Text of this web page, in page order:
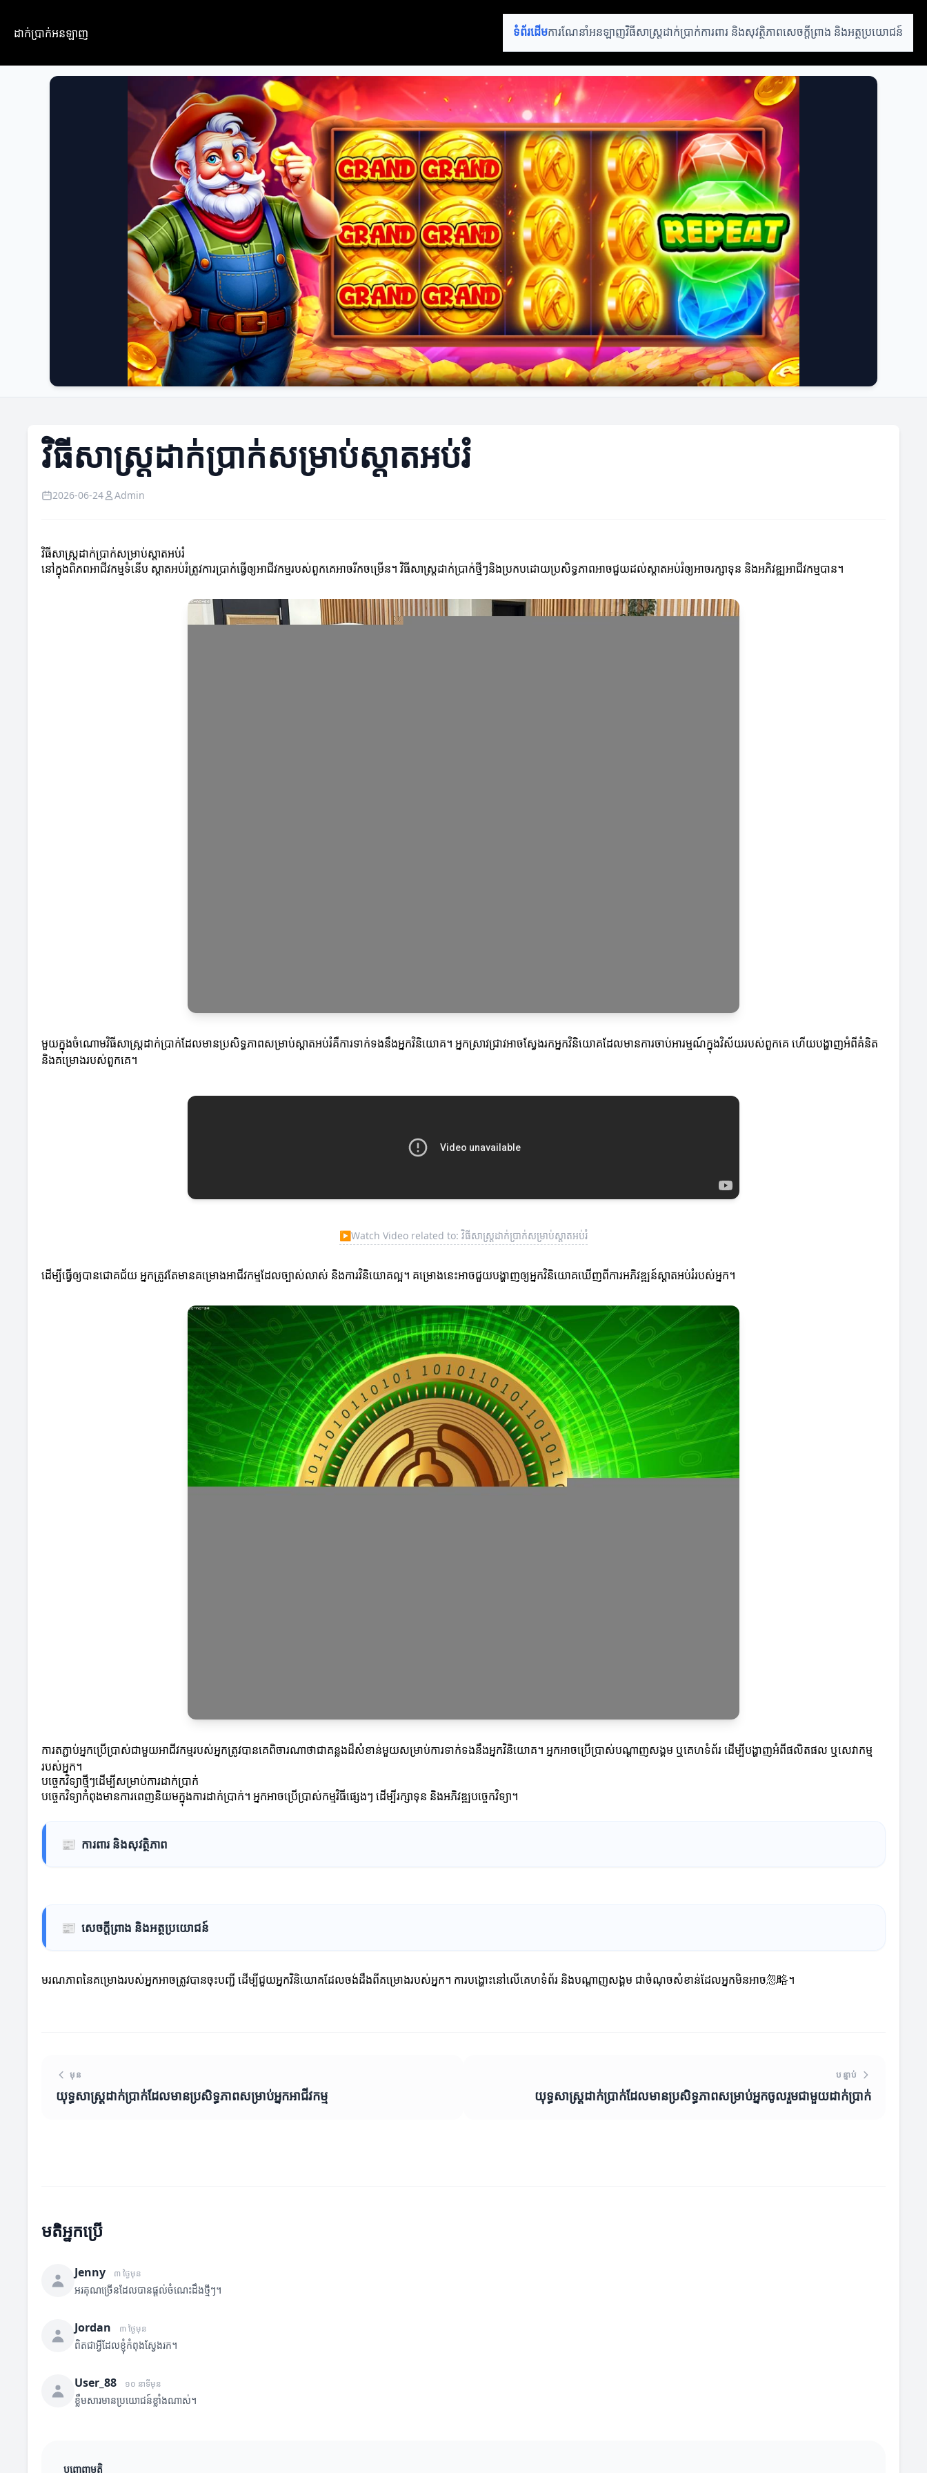
ដាក់ប្រាក់អនឡាញ ទំព័រដើមការណែនាំអនឡាញវិធីសាស្ត្រដាក់ប្រាក់ការពារ និងសុវត្ថិភាពសេចក្តីព្រាង និងអត្ថប្រយោជន៍
វិធីសាស្ត្រដាក់ប្រាក់សម្រាប់ស្តាតអប់រំ
2026-06-24 Admin
វិធីសាស្ត្រដាក់ប្រាក់សម្រាប់ស្តាតអប់រំ
នៅក្នុងពិភពអាជីវកម្មទំនើប ស្តាតអប់រំត្រូវការប្រាក់ធ្វើឲ្យអាជីវកម្មរបស់ពួកគេអាចរីកចម្រើន។ វិធីសាស្ត្រដាក់ប្រាក់ថ្មីៗនិងប្រកបដោយប្រសិទ្ធភាពអាចជួយដល់ស្តាតអប់រំឲ្យអាចរក្សាទុន និងអភិវឌ្ឍអាជីវកម្មបាន។
មួយក្នុងចំណោមវិធីសាស្ត្រដាក់ប្រាក់ដែលមានប្រសិទ្ធភាពសម្រាប់ស្តាតអប់រំគឺការទាក់ទងនឹងអ្នកវិនិយោគ។ អ្នកស្រាវជ្រាវអាចស្វែងរកអ្នកវិនិយោគដែលមានការចាប់អារម្មណ៍ក្នុងវិស័យរបស់ពួកគេ ហើយបង្ហាញអំពីគំនិត
និងគម្រោងរបស់ពួកគេ។
▶Watch Video related to: វិធីសាស្ត្រដាក់ប្រាក់សម្រាប់ស្តាតអប់រំ
ដើម្បីធ្វើឲ្យបានជោគជ័យ អ្នកត្រូវតែមានគម្រោងអាជីវកម្មដែលច្បាស់លាស់ និងការវិនិយោគល្អ។ គម្រោងនេះអាចជួយបង្ហាញឲ្យអ្នកវិនិយោគឃើញពីការអភិវឌ្ឍន៍ស្តាតអប់រំរបស់អ្នក។
ការតភ្ជាប់អ្នកប្រើប្រាស់ជាមួយអាជីវកម្មរបស់អ្នកត្រូវបានគេពិចារណាថាជាគន្លងដ៏សំខាន់មួយសម្រាប់ការទាក់ទងនឹងអ្នកវិនិយោគ។ អ្នកអាចប្រើប្រាស់បណ្តាញសង្គម ឬគេហទំព័រ ដើម្បីបង្ហាញអំពីផលិតផល ឬសេវាកម្ម
របស់អ្នក។
បច្ចេកវិទ្យាថ្មីៗដើម្បីសម្រាប់ការដាក់ប្រាក់
បច្ចេកវិទ្យាកំពុងមានការពេញនិយមក្នុងការដាក់ប្រាក់។ អ្នកអាចប្រើប្រាស់កម្មវិធីផ្សេងៗ ដើម្បីរក្សាទុន និងអភិវឌ្ឍបច្ចេកវិទ្យា។
📰 ការពារ និងសុវត្ថិភាព
📰 សេចក្តីព្រាង និងអត្ថប្រយោជន៍
មរណភាពនៃគម្រោងរបស់អ្នកអាចត្រូវបានចុះបញ្ជី ដើម្បីជួយអ្នកវិនិយោគដែលចង់ដឹងពីគម្រោងរបស់អ្នក។ ការបង្ហោះនៅលើគេហទំព័រ និងបណ្តាញសង្គម ជាចំណុចសំខាន់ដែលអ្នកមិនអាច忽略។
មុន
យុទ្ធសាស្ត្រដាក់ប្រាក់ដែលមានប្រសិទ្ធភាពសម្រាប់អ្នកអាជីវកម្ម
បន្ទាប់
យុទ្ធសាស្ត្រដាក់ប្រាក់ដែលមានប្រសិទ្ធភាពសម្រាប់អ្នកចូលរួមជាមួយដាក់ប្រាក់
មតិអ្នកប្រើ
Jenny ៣ ថ្ងៃមុន
អរគុណច្រើនដែលបានផ្តល់ចំណេះដឹងថ្មីៗ។
Jordan ៣ ថ្ងៃមុន
ពិតជាអ្វីដែលខ្ញុំកំពុងស្វែងរក។
User_88 ១០ នាទីមុន
ខ្លឹមសារមានប្រយោជន៍ខ្លាំងណាស់។
បញ្ចេញមតិ